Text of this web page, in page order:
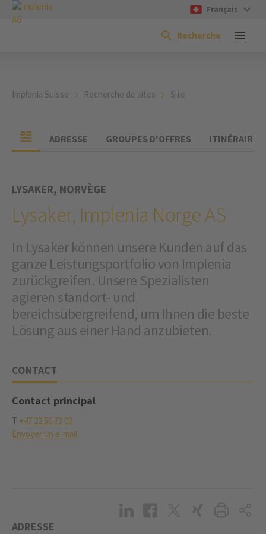
Français
Recherche
Implenia Suisse Recherche de sites Site
ADRESSE GROUPES D'OFFRES ITINÉRAIRE
LYSAKER, NORVÈGE
Lysaker, Implenia Norge AS
In Lysaker können unsere Kunden auf das
ganze Leistungsportfolio von Implenia
zurückgreifen. Unsere Spezialisten
agieren standort- und
bereichsübergreifend, um Ihnen die beste
Lösung aus einer Hand anzubieten.
CONTACT
Contact principal
T +47 22 50 73 00
Envoyer un e-mail
ADRESSE